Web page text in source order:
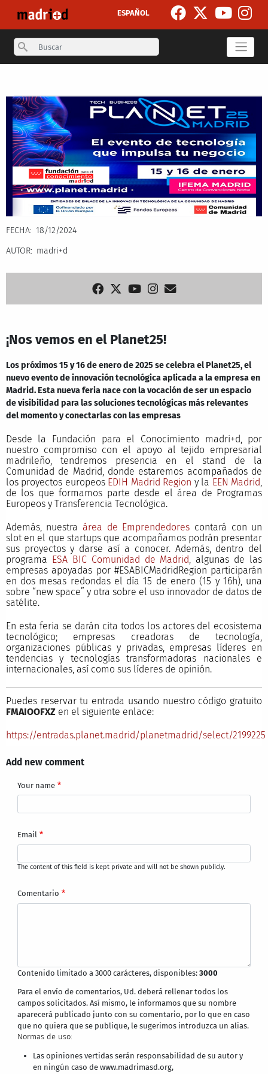
ESPAÑOL
Search
FECHA
18/12/2024
AUTOR
madri+d
¡Nos vemos en el Planet25!
Los próximos 15 y 16 de enero de 2025 se celebra el Planet25, el
nuevo evento de innovación tecnológica aplicada a la empresa en
Madrid. Esta nueva feria nace con la vocación de ser un espacio
de visibilidad para las soluciones tecnológicas más relevantes
del momento y conectarlas con las empresas
Desde la Fundación para el Conocimiento madri+d, por
nuestro compromiso con el apoyo al tejido empresarial
madrileño, tendremos presencia en el stand de la
Comunidad de Madrid, donde estaremos acompañados de
los proyectos europeos EDIH Madrid Region y la EEN Madrid
de los que formamos parte desde el área de Programas
Europeos y Transferencia Tecnológica.
Además, nuestra área de Emprendedores contará con un
slot en el que startups que acompañamos podrán presentar
sus proyectos y darse así a conocer. Además, dentro del
programa ESA BIC Comunidad de Madrid , algunas de las
empresas apoyadas por #ESABICMadridRegion participarán
en dos mesas redondas el día 15 de enero (15 y 16h), una
sobre “new space” y otra sobre el uso innovador de datos de
satélite.
En esta feria se darán cita todos los actores del ecosistema
tecnológico; empresas creadoras de tecnología,
organizaciones públicas y privadas, empresas líderes en
tendencias y tecnologías transformadoras nacionales e
internacionales, así como sus líderes de opinión.
Puedes reservar tu entrada usando nuestro código gratuito
FMAIOOFXZen el siguiente enlace:
https://entradas.planet.madrid/planetmadrid/select/2199225
Add new comment
Your name
Email
The content of this field is kept private and will not be shown publicly.
Comentario
Contenido limitado a 3000 carácteres, disponibles:3000
Para el envío de comentarios, Ud. deberá rellenar todos los
campos solicitados. Así mismo, le informamos que su nombre
aparecerá publicado junto con su comentario, por lo que en caso
que no quiera que se publique, le sugerimos introduzca un alias.
Normas de uso:
Las opiniones vertidas serán responsabilidad de su autor y
en ningún caso de www.madrimasd.org,